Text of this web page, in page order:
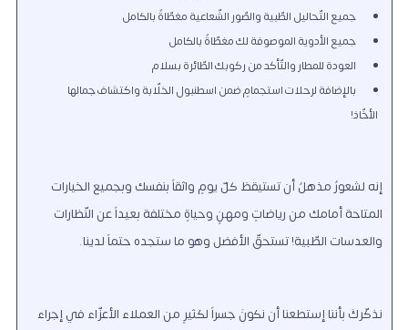
جميع التّحاليل الطّبية والصّور الشّعاعية مغطّاةٌ بالكامل
جميع الأدوية الموصوفة لك مغطّاةٌ بالكامل
العودة للمطار والتّأكد من ركوبك الطّائرة بسلام
بالإضافة لرحلات استجمامٍ ضمن اسطنبول الخلّابة واكتشاف جمالها
الأخّاذ!
إنه لشعورٌ مذهلٌ أن تستيقظ كلّ يومٍ واثقاً بنفسك وبجميع الخيارات
المتاحة أمامك من رياضاتٍ ومهنٍ وحياةٍ مختلفة بعيداً عن النّظارات
والعدسات الطّبية! تستحقّ الأفضل وهو ما ستجده حتماً لدينا.
نذكّركَ بأننا إستطعنا أن نكونَ جسراً لكثيرٍ من العملاء الأعزّاء في إجراء